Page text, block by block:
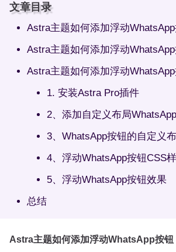
文章目录
Astra主题如何添加浮动WhatsApp
Astra主题如何添加浮动
Astra主题如何添加浮动
1. 安装Astra Pro插件
2、添加自定义布局
3、WhatsApp按钮的自定义
4、浮动WhatsApp按钮CSS
5、浮动WhatsApp按钮效果
总结
Astra主题如何添加浮动WhatsApp按钮